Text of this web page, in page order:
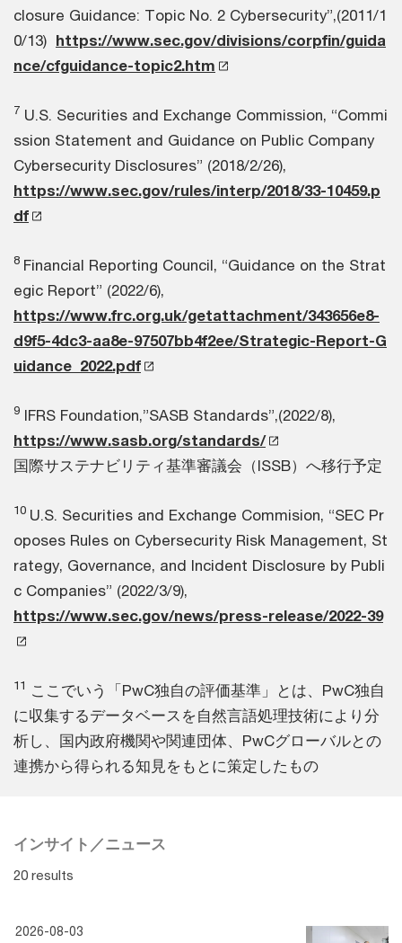
closure Guidance: Topic No. 2 Cybersecurity”,(2011/1
0/13) https://www.sec.gov/divisions/corpfin/guida
nce/cfguidance-topic2.htm
7 U.S. Securities and Exchange Commission, “Commi
ssion Statement and Guidance on Public Company
Cybersecurity Disclosures” (2018/2/26),
https://www.sec.gov/rules/interp/2018/33-10459.p
df
8 Financial Reporting Council, “Guidance on the Strat
egic Report” (2022/6),
https://www.frc.org.uk/getattachment/343656e8-
d9f5-4dc3-aa8e-97507bb4f2ee/Strategic-Report-G
uidance_2022.pdf
9 IFRS Foundation,”SASB Standards”,(2022/8),
https://www.sasb.org/standards/
国際サステナビリティ基準審議会（ISSB）へ移行予定
10 U.S. Securities and Exchange Commision, “SEC Pr
oposes Rules on Cybersecurity Risk Management, St
rategy, Governance, and Incident Disclosure by Publi
c Companies” (2022/3/9),
https://www.sec.gov/news/press-release/2022-39
11 ここでいう「PwC独自の評価基準」とは、PwC独自
に収集するデータベースを自然言語処理技術により分
析し、国内政府機関や関連団体、PwCグローバルとの
連携から得られる知見をもとに策定したもの
インサイト／ニュース
20 results
2026-08-03